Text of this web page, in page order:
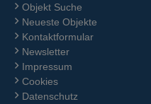
Objekt Suche
Neueste Objekte
Kontaktformular
Newsletter
Impressum
Cookies
Datenschutz